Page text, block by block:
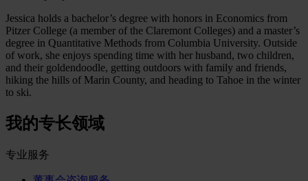
Jessica holds a bachelor’s degree with honors in Economics from
Pitzer College (a member of the Claremont Colleges) and a master’s
degree in Quantitative Methods from Columbia University. Outside
of work, she enjoys spending time with her husband, two children,
and their goldendoodle, getting outdoors with family and friends,
hiking the hills of Marin County, and heading to Tahoe in the winter
to ski.
我的专长领域
专业服务